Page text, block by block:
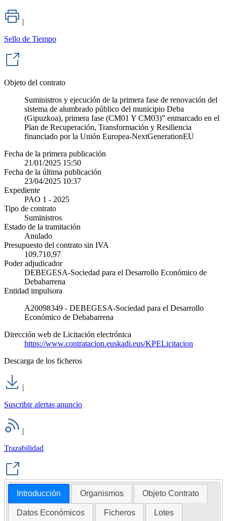
|
Sello de Tiempo
Objeto del contrato
Suministros y ejecución de la primera fase de renovación del
sistema de alumbrado público del municipio Deba
(Gipuzkoa), primera fase (CM01 Y CM03)” enmarcado en el
Plan de Recuperación, Transformación y Resiliencia
financiado por la Unión Europea-NextGenerationEU
Fecha de la primera publicación
21/01/2025 15:50
Fecha de la última publicación
23/04/2025 10:37
Expediente
PAO 1 - 2025
Tipo de contrato
Suministros
Estado de la tramitación
Anulado
Presupuesto del contrato sin IVA
109.710,97
Poder adjudicador
DEBEGESA-Sociedad para el Desarrollo Económico de
Debabarrena
Entidad impulsora
A20098349 - DEBEGESA-Sociedad para el Desarrollo
Económico de Debabarrena
Dirección web de Licitación electrónica
https://www.contratacion.euskadi.eus/KPELicitacion
Descarga de los ficheros
|
Suscribir alertas anuncio
|
Trazabilidad
Introducción Organismos Objeto Contrato
Datos Económicos Ficheros Lotes